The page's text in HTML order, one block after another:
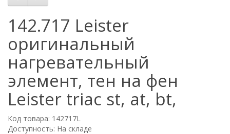
142.717 Leister
оригинальный
нагревательный
элемент, тен на фен
Leister triac st, at, bt,
Код товара: 142717L
Доступность: На складе